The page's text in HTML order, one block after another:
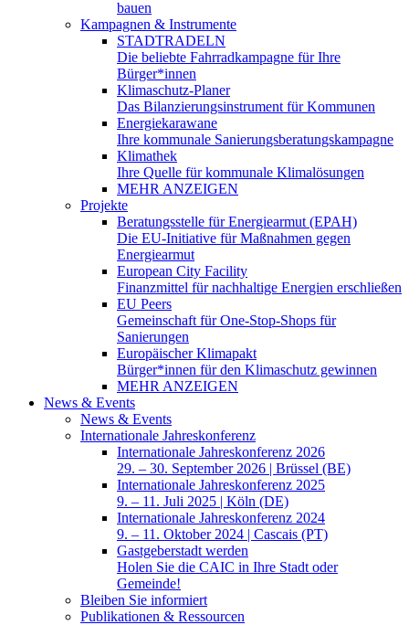
bauen
Kampagnen & Instrumente
STADTRADELN
Die beliebte Fahrradkampagne für Ihre
Bürger*innen
Klimaschutz-Planer
Das Bilanzierungsinstrument für Kommunen
Energiekarawane
Ihre kommunale Sanierungsberatungskampagne
Klimathek
Ihre Quelle für kommunale Klimalösungen
MEHR ANZEIGEN
Projekte
Beratungsstelle für Energiearmut (EPAH)
Die EU-Initiative für Maßnahmen gegen
Energiearmut
European City Facility
Finanzmittel für nachhaltige Energien erschließen
EU Peers
Gemeinschaft für One-Stop-Shops für
Sanierungen
Europäischer Klimapakt
Bürger*innen für den Klimaschutz gewinnen
MEHR ANZEIGEN
News & Events
News & Events
Internationale Jahreskonferenz
Internationale Jahreskonferenz 2026
29. – 30. September 2026 | Brüssel (BE)
Internationale Jahreskonferenz 2025
9. – 11. Juli 2025 | Köln (DE)
Internationale Jahreskonferenz 2024
9. – 11. Oktober 2024 | Cascais (PT)
Gastgeberstadt werden
Holen Sie die CAIC in Ihre Stadt oder
Gemeinde!
Bleiben Sie informiert
Publikationen & Ressourcen